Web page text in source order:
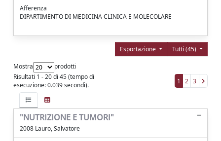
Afferenza
DIPARTIMENTO DI MEDICINA CLINICA E MOLECOLARE
Tutti (45)
Esportazione
Mostra
prodotti
Risultati 1 - 20 di 45 (tempo di
esecuzione: 0.039 secondi).
1 2 3
"NUTRIZIONE E TUMORI"
2008 Lauro, Salvatore